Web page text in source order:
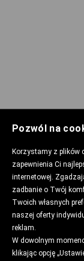
Pozwól na
Korzystamy z plików
zapewnienia Ci
internetowej.
zadbanie o Twój
Twoich własnych
naszej oferty
reklam.
W dowolnym
klikając opcję